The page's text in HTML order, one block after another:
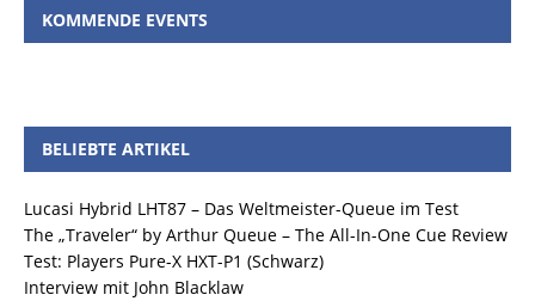
KOMMENDE EVENTS
BELIEBTE ARTIKEL
Lucasi Hybrid LHT87 – Das Weltmeister-Queue im Test
The „Traveler“ by Arthur Queue – The All-In-One Cue Review
Test: Players Pure-X HXT-P1 (Schwarz)
Interview mit John Blacklaw